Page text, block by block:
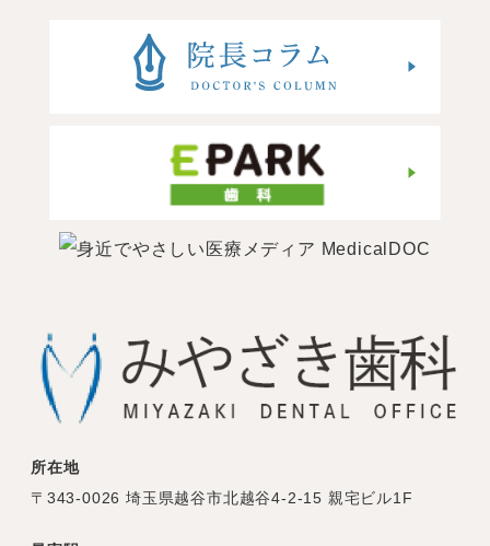
所在地
〒343-0026 埼玉県越谷市北越谷4-2-15 親宅ビル1F